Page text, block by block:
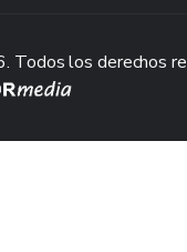
Todos los derechos